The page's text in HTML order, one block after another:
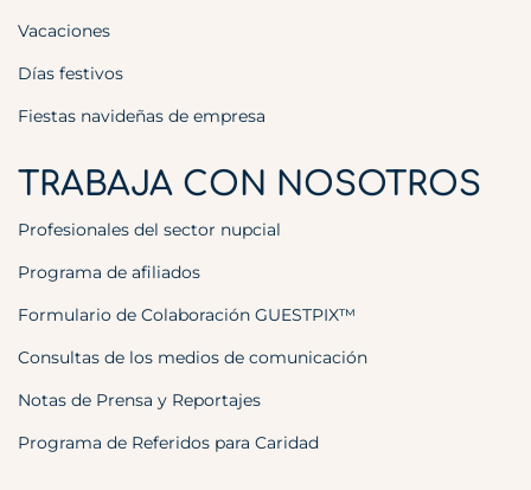
Vacaciones
Días festivos
Fiestas navideñas de empresa
TRABAJA CON NOSOTROS
Profesionales del sector nupcial
Programa de afiliados
Formulario de Colaboración GUESTPIX™
Consultas de los medios de comunicación
Notas de Prensa y Reportajes
Programa de Referidos para Caridad